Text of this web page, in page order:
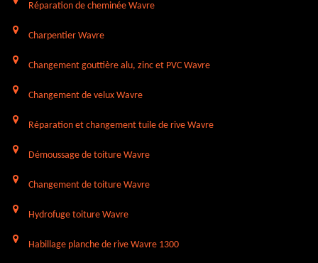
Réparation de cheminée Wavre
Charpentier Wavre
Changement gouttière alu, zinc et PVC Wavre
Changement de velux Wavre
Réparation et changement tuile de rive Wavre
Démoussage de toiture Wavre
Changement de toiture Wavre
Hydrofuge toiture Wavre
Habillage planche de rive Wavre 1300